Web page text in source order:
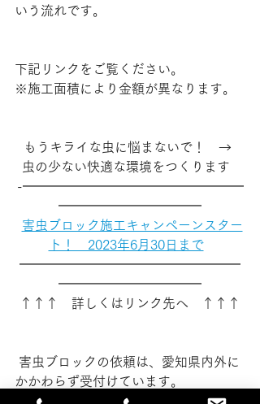
いう流れです。
下記リンクをご覧ください。
※施工面積により金額が異なります。
虫の少ない快適な環境をつくります
-━━━━━━━━━━━━━━━━━
━━━━━━━━━━━
害虫ブロック施工キャンペーンスター
ト！　2023年6月30日まで
━━━━━━━━━━━━━━━━━
━━━━━━━━━━━
かかわらず受付けています。
害虫ブロックの愛知県内の施工店は、